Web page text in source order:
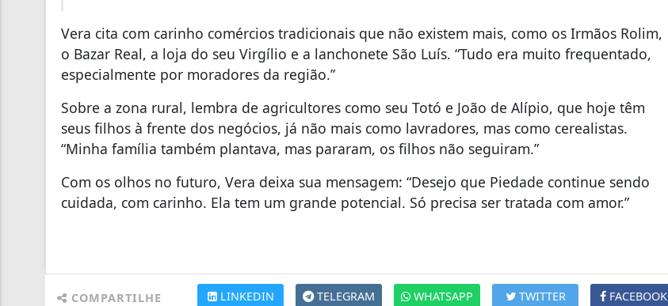
Vera cita com carinho comércios tradicionais que não existem mais, como os Irmãos Rolim,
o Bazar Real, a loja do seu Virgílio e a lanchonete São Luís. “Tudo era muito frequentado,
especialmente por moradores da região.”
Sobre a zona rural, lembra de agricultores como seu Totó e João de Alípio, que hoje têm
seus filhos à frente dos negócios, já não mais como lavradores, mas como cerealistas.
“Minha família também plantava, mas pararam, os filhos não seguiram.”
Com os olhos no futuro, Vera deixa sua mensagem: “Desejo que Piedade continue sendo
cuidada, com carinho. Ela tem um grande potencial. Só precisa ser tratada com amor.”
COMPARTILHE FACEBOOK
TWITTER
WHATSAPP
TELEGRAM
LINKEDIN